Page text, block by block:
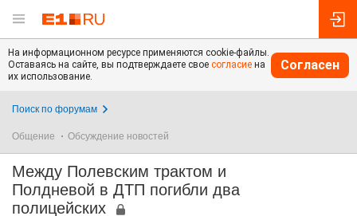
На информационном ресурсе применяются cookie-файлы.
Оставаясь на сайте, вы подтверждаете свое согласие на
их использование.
Согласен
Поиск по форумам
Общение Обсуждение новостей
Между Полевским трактом и
Полдневой в ДТП погибли два
полицейских